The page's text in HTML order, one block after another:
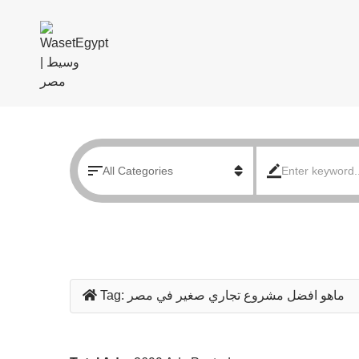
Tag: ماهو افضل مشروع تجاري صغير في مصر